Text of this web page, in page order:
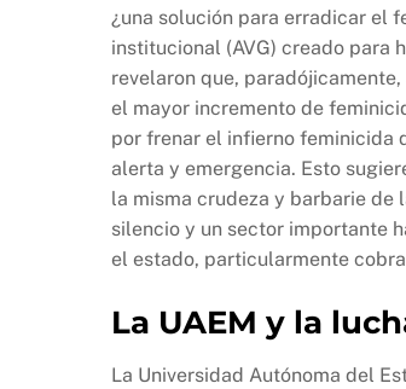
¿una solución para erradicar el
institucional (AVG) creado para
revelaron que,
el mayor incremento de
por frenar el infierno feminicida
alerta y emergencia. Esto
la misma crudeza y barbarie de
silencio y un sector importante
el estado, particularmente
La UAEM y la
La Universidad Autónoma del